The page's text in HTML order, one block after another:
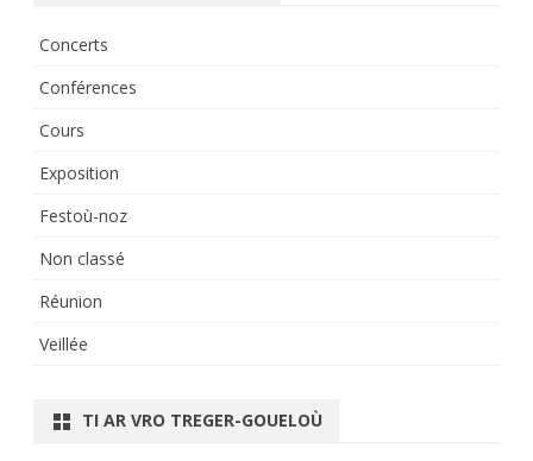
Concerts
Conférences
Cours
Exposition
Festoù-noz
Non classé
Réunion
Veillée
TI AR VRO TREGER-GOUELOÙ